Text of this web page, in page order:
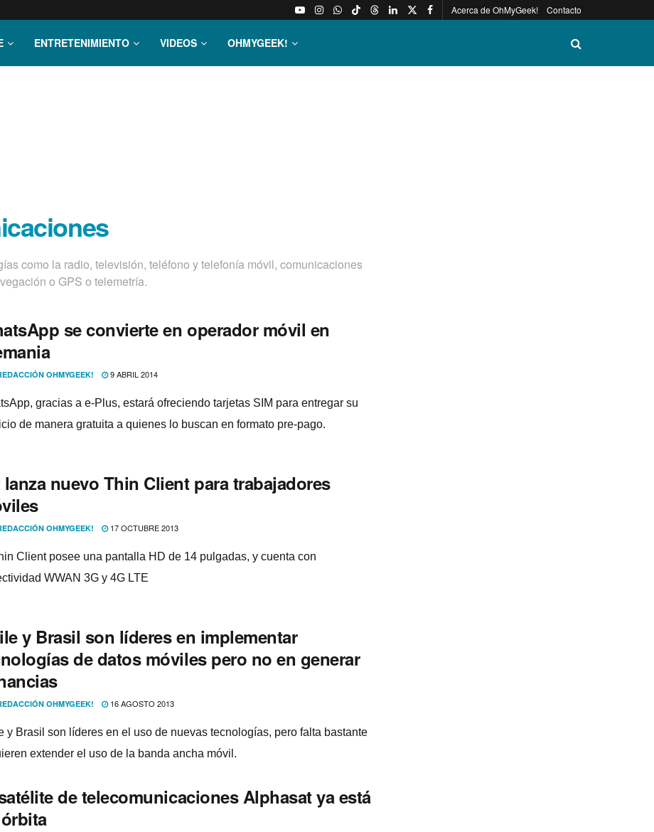
Acerca de OhMyGeek! Contacto
ENTRETENIMIENTO VIDEOS OHMYGEEK!
como la radio, televisión, teléfono y telefonía móvil, comunicaciones
o GPS o telemetría.
se convierte en operador móvil en
OHMYGEEK! 9 ABRIL 2014
gracias a e-Plus, estará ofreciendo tarjetas SIM para entregar su
de manera gratuita a quienes lo buscan en formato pre-pago.
lanza nuevo Thin Client para trabajadores
OHMYGEEK! 17 OCTUBRE 2013
Client posee una pantalla HD de 14 pulgadas, y cuenta con
WWAN 3G y 4G LTE
y Brasil son lí­deres en implementar
de datos móviles pero no en generar
OHMYGEEK! 16 AGOSTO 2013
y Brasil son lí­deres en el uso de nuevas tecnologí­as, pero falta bastante
extender el uso de la banda ancha móvil.
de telecomunicaciones Alphasat ya está